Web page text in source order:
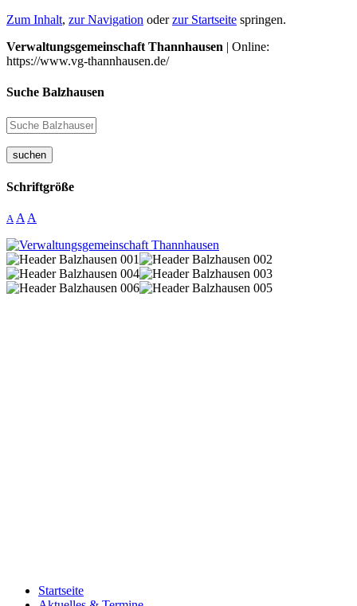
Zum Inhalt, zur Navigation oderzur Startseite springen.
Verwaltungsgemeinschaft Thannhausen | Online:
https://www.vg-thannhausen.de/
Suche Balzhausen
suchen
Schriftgröße
A A A
Startseite